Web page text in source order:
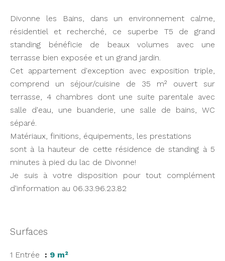
Divonne les Bains, dans un environnement calme,
résidentiel et recherché, ce superbe T5 de grand
standing bénéficie de beaux volumes avec une
terrasse bien exposée et un grand jardin.
Cet appartement d'exception avec exposition triple,
comprend un séjour/cuisine de 35 m² ouvert sur
terrasse, 4 chambres dont une suite parentale avec
salle d'eau, une buanderie, une salle de bains, WC
séparé.
Matériaux, finitions, équipements, les prestations
sont à la hauteur de cette résidence de standing à 5
minutes à pied du lac de Divonne!
Je suis à votre disposition pour tout complément
d'information au 06.33.96.23.82
Surfaces
1 Entrée
9 m²